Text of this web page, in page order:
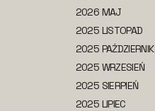
2026 MAJ
2025 LISTOPAD
2025 PAŹDZIERNIK
2025 WRZESIEŃ
2025 SIERPIEŃ
2025 LIPIEC